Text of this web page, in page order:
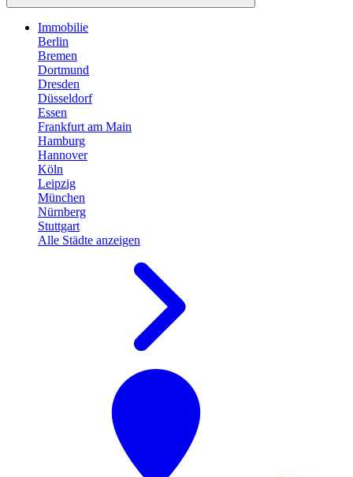
Immobilie
Berlin
Bremen
Dortmund
Dresden
Düsseldorf
Essen
Frankfurt am Main
Hamburg
Hannover
Köln
Leipzig
München
Nürnberg
Stuttgart
Alle Städte anzeigen